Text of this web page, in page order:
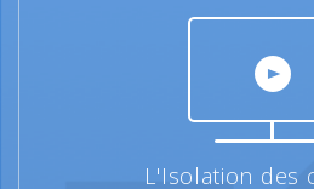
L'Isolation des